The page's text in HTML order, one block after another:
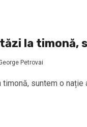
la timonă,
Petrovai
timonă, suntem o